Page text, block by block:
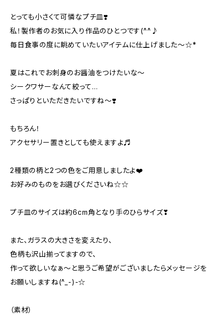
とっても小さくて可憐なプチ皿❣️
私！製作者のお気に入り作品のひとつです(^^♪
毎日食事の度に眺めていたいアイテムに仕上げました〜☆*
夏はこれでお刺身のお醤油をつけたいな〜
シークワサーなんて絞って…
さっぱりといただきたいですね〜❣️
もちろん！
アクセサリー置きとしても使えますよ♬
2種類の柄と2つの色をご用意しましたよ❤️
お好みのものをお選びくださいね☆☆
プチ皿のサイズは約6cm角となり手のひらサイズ❣
また、ガラスの大きさを変えたり、
色柄も沢山揃ってますので、
作って欲しいなぁ～と思うご希望がございましたらメッセージを
お願いしますね(^_-)-☆
（素材）